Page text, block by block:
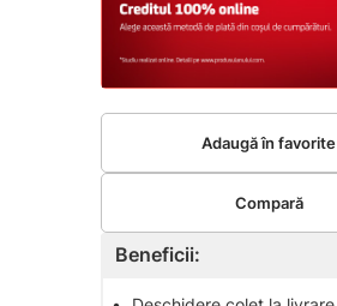
Beneficii:
Adaugă în favorite
Compară